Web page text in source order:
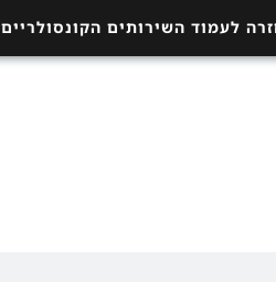
לעמוד השירותים הקונסולריים